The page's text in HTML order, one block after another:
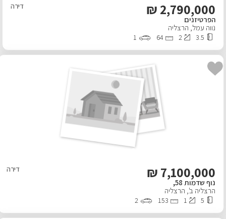
2,790,000
₪ דירה
הפרטיזנים
נווה עמל, הרצליה
3.5
2
64
1
7,100,000
₪ דירה
נוף שדמות 58,
הרצליה ב', הרצליה
5
1
153
2